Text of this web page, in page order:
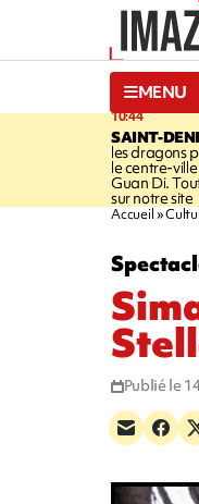
MENU
10:44
SAINT-
les dragons
le centre-
Guan Di.
sur notre site
Accueil
Publié le